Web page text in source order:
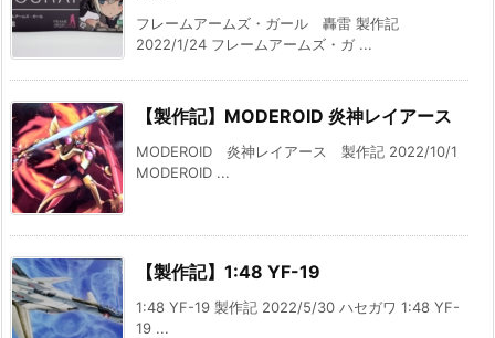
フレームアームズ・ガール 轟雷 製作記
2022/1/24 フレームアームズ・ガ ...
【製作記】MODEROID 炎神レイアース
MODEROID 炎神レイアース 製作記 2022/10/1
MODEROID ...
【製作記】1:48 YF-19
1:48 YF-19 製作記 2022/5/30 ハセガワ 1:48 YF-
19 ...